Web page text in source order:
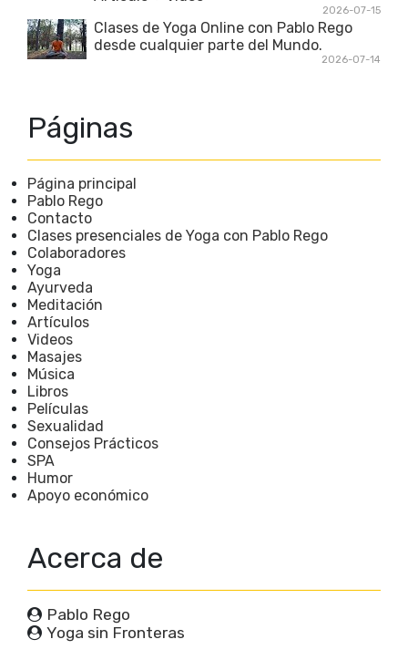
2026-07-15
Clases de Yoga Online con Pablo Rego
desde cualquier parte del Mundo.
2026-07-14
Páginas
Página principal
Pablo Rego
Contacto
Clases presenciales de Yoga con Pablo Rego
Colaboradores
Yoga
Ayurveda
Meditación
Artículos
Videos
Masajes
Música
Libros
Películas
Sexualidad
Consejos Prácticos
SPA
Humor
Apoyo económico
Acerca de
Pablo Rego
Yoga sin Fronteras